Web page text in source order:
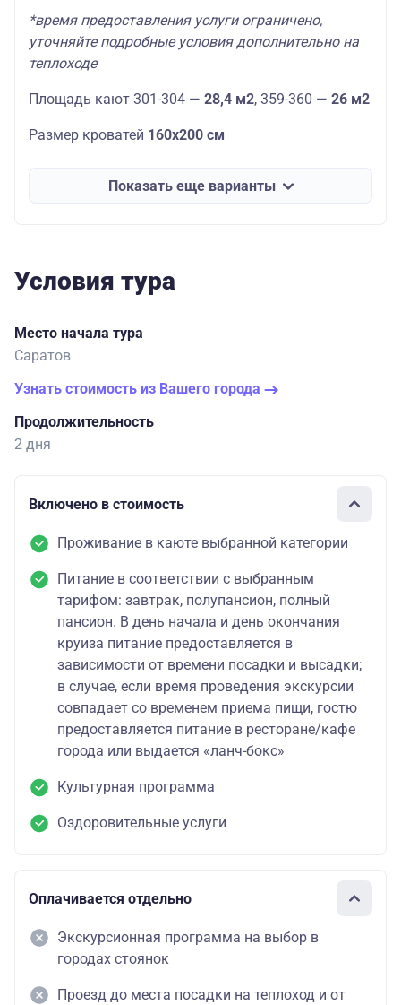
*время предоставления услуги ограничено,
уточняйте подробные условия дополнительно на
теплоходе
Площадь кают 301-304 — 28,4 м2, 359-360 — 26 м2
Размер кроватей 160х200 см
Показать еще варианты
Условия тура
Место начала тура
Саратов
Узнать стоимость из Вашего города
Продолжительность
2 дня
Включено в стоимость
Проживание в каюте выбранной категории
Питание в соответствии с выбранным
тарифом: завтрак, полупансион, полный
пансион. В день начала и день окончания
круиза питание предоставляется в
зависимости от времени посадки и высадки;
в случае, если время проведения экскурсии
совпадает со временем приема пищи, гостю
предоставляется питание в ресторане/кафе
города или выдается «ланч-бокс»
Культурная программа
Оздоровительные услуги
Оплачивается отдельно
Экскурсионная программа на выбор в
городах стоянок
Проезд до места посадки на теплоход и от